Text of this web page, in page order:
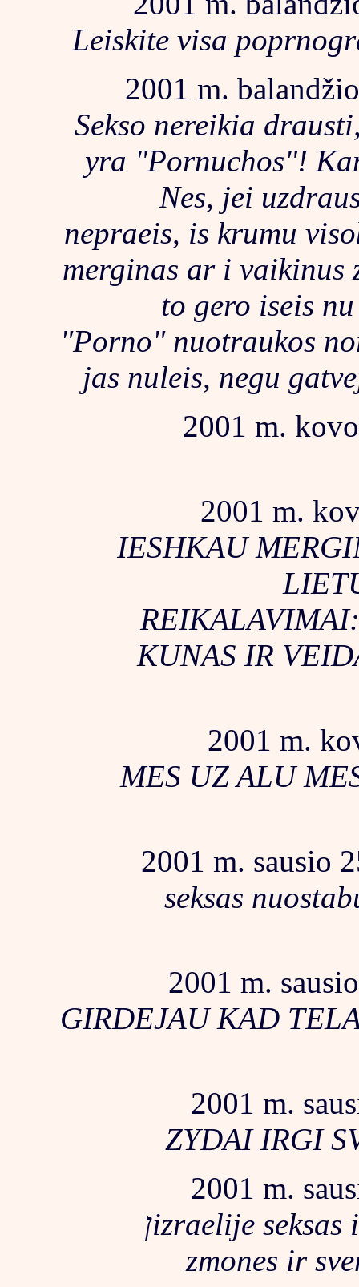
Leiskite visa
2001 m.
Sekso nereikia
yra "Pornuchos"!
Nes, jei
nepraeis, is krumu
merginas ar i vaikinus
to gero iseis
"Porno" nuotraukos
jas nuleis, negu
2001 m.
2001 m.
IESHKAU
KUNAS IR
2001 m.
MES UZ ALU
2001 m. sausio
seksas
2001 m.
GIRDEJAU KAD
2001 m.
ZYDAI IRGI
2001 m.
ןizraelije seksas irgi apribotas bet zmones yra
zmones ir